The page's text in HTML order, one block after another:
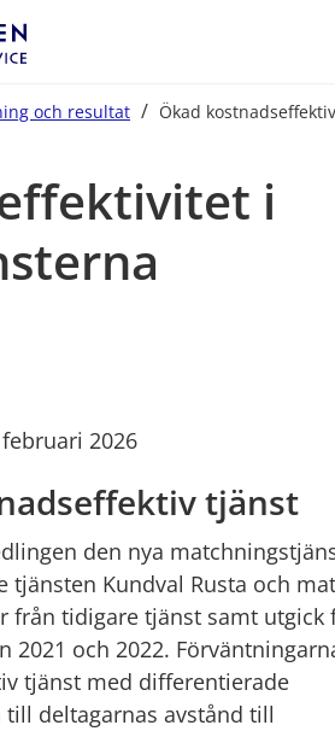
och resultat / Ökad
i
2026
tjänst
den nya
tjänsten Kundval Rusta och
från tidigare tjänst samt utgick
och 2022.
tjänst med differentierade
deltagarnas avstånd till